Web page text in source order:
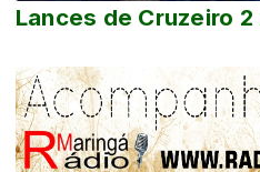
Lances de Cruzeiro